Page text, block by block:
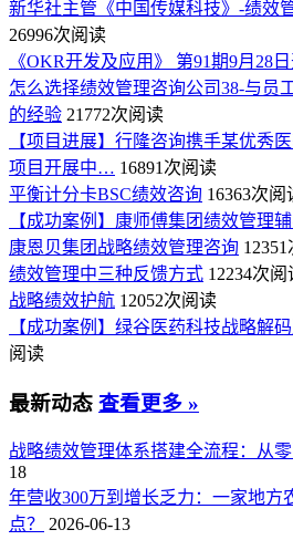
新华社主管《中国传媒科技》-绩效
26996次阅读
《OKR开发及应用》 第91期9月28日
怎么选择绩效管理咨询公司38-与员
的经验 21772次阅读
【项目进展】行隆咨询携手某优秀
项目开展中… 16891次阅读
平衡计分卡BSC绩效咨询 16363次阅
【成功案例】康师傅集团绩效管理
康恩贝集团战略绩效管理咨询
绩效管理中三种反馈方式 12234次阅
战略绩效护航 12052次阅读
【成功案例】绿谷医药科技战略解
阅读
最新动态 查看更多 »
战略绩效管理体系搭建全流程：从
18
年营收300万到增长乏力：一家地方
点？
2026-06-13